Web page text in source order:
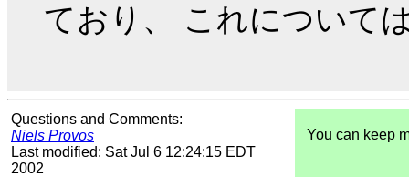
ており、 これについて
Questions and Comments:
Niels Provos
Last modified: Sat Jul 6 12:24:15 EDT
2002
You can keep